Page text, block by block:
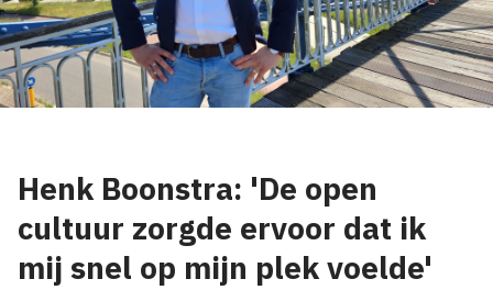
Henk Boonstra: 'De open
cultuur zorgde ervoor dat ik
mij snel op mijn plek voelde'